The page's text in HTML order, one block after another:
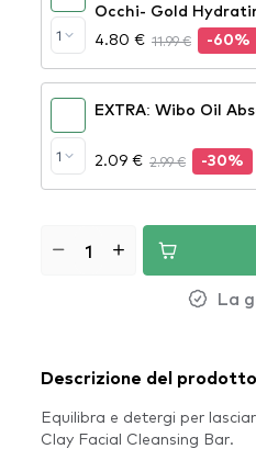
1
Occhi- Gold
4.80 € 11.99 € -60%
1
EXTRA: Wibo Oil
2.09 € 2.99 € -30%
La
Descrizione del prodotto
Equilibra e detergi per
Clay Facial Cleansing Bar.